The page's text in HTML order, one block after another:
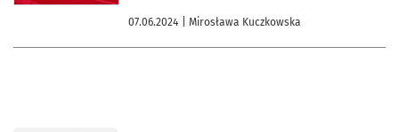
07.06.2024 | Mirosława Kuczkowska